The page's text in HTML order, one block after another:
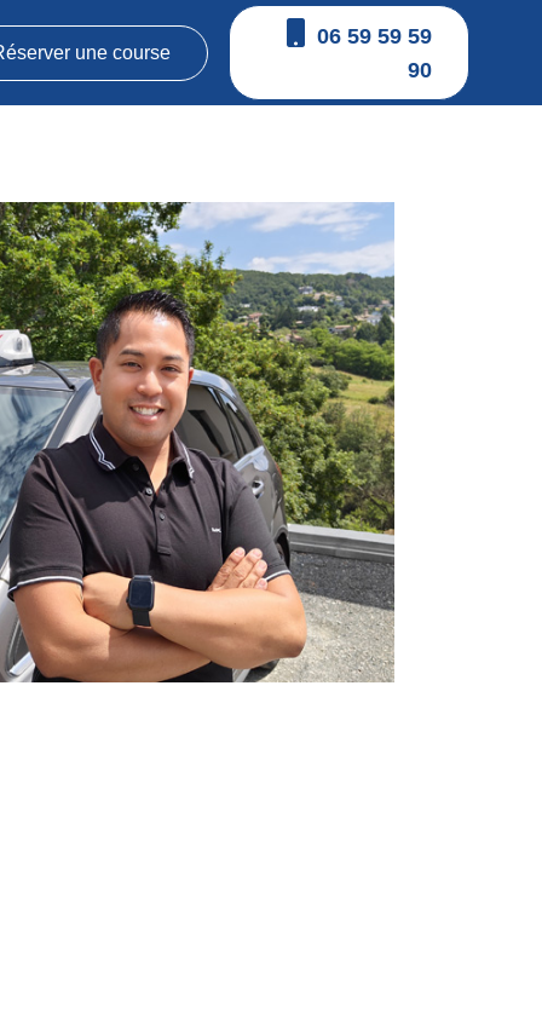
une course
06 59 59 59
90